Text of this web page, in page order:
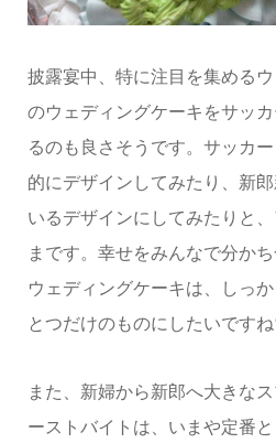
披露宴中、特に注目を集める
のウェディングケーキをサッ
るのも良さそうです。サッカ
的にデザインしてみたり、新
いるデザインにしてみたりと
まです。幸せをみんなで分か
ウェディングケーキは、しっ
とつだけのものにしたいです
また、新婦から新郎へ大きな
ーストバイトは、いまや定番と